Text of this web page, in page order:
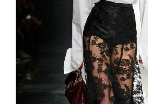
Dolce & Gabbana
Sequence